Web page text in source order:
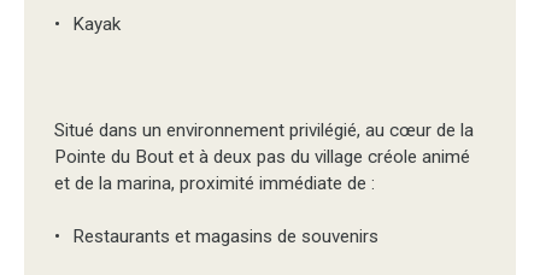
Kayak
Situé dans un environnement privilégié, au cœur de la
Pointe du Bout et à deux pas du village créole animé
et de la marina, proximité immédiate de :
Restaurants et magasins de souvenirs